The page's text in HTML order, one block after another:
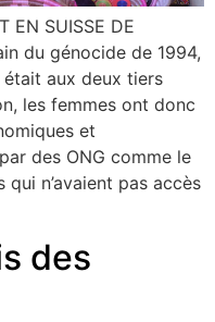
EN SUISSE DE
du génocide de 1994,
aux deux tiers
les femmes ont donc
et
des ONG comme le
qui n’avaient pas accès
des